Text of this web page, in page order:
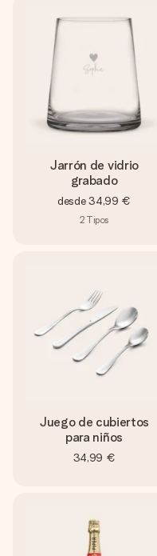
Jarrón de vidrio
grabado
desde 34,99 €
2 Tipos
Juego de cubiertos
para niños
34,99 €